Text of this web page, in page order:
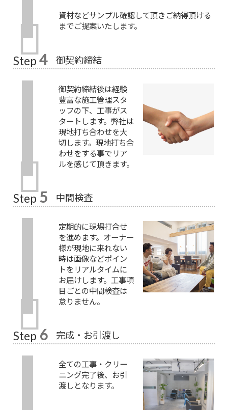
資材などサンプル確認して頂きご納得頂ける
までご提案いたします。
Step 4 御契約締結
御契約締結後は経験
豊富な施工管理スタ
ッフの下、工事がス
タートします。弊社は
現地打ち合わせを大
切します。現地打ち合
わせをする事でリア
ルを感じて頂きます。
Step 5 中間検査
定期的に現場打合せ
を進めます。オーナー
様が現地に来れない
時は画像などポイン
トをリアルタイムに
お届けします。工事項
目ごとの中間検査は
怠りません。
Step 6 完成・お引渡し
全ての工事・クリー
ニング完了後、お引
渡しとなります。